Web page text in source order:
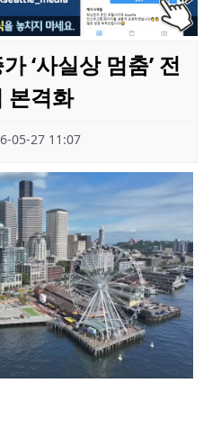
‘사실상 멈춤’ 전
본격화
05-27 11:07